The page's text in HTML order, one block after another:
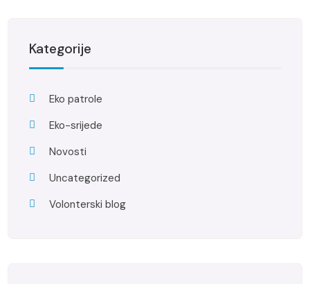
Kategorije
Eko patrole
Eko-srijede
Novosti
Uncategorized
Volonterski blog